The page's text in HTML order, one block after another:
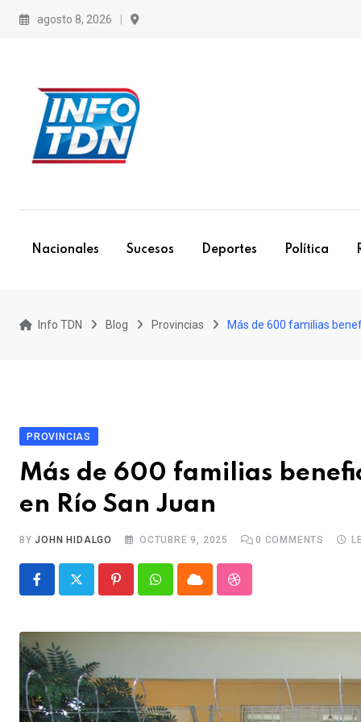
agosto 8, 2026
Nacionales Sucesos Deportes Política
Info TDN Blog Provincias Más de 600 familias
PROVINCIAS
Más de 600 familias
en Río San Juan
BYJOHN HIDALGO OCTUBRE 9, 2025 0 COMMENTS
n
e
r
W
a
s
a
C
o
d
S
u
b